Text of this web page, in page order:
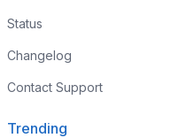
Status
Changelog
Contact Support
Trending